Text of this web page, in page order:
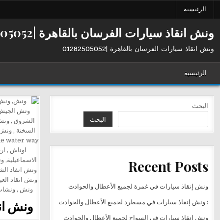
الرئيسية
ونش انقاذ سيارات الفرسان بالقاهرة |01282505052
ونش انقاذ سيارات الفرسان بالقاهرة |01282505052
الرئيسية
ونش
البحث
البحث
Recent Posts
ونش إنقاذ سيارات في غمرة لجميع الأعطال والحوادث
: ونش إنقاذ سيارات في مسطرد لجميع الأعطال والحوادث
ونش إنقاذ سيارات في السواح لجميع الأعطال والحوادث